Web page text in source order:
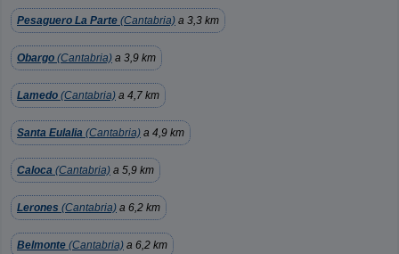
Pesaguero La Parte (Cantabria) a 3,3 km
Obargo (Cantabria) a 3,9 km
Lamedo (Cantabria) a 4,7 km
Santa Eulalia (Cantabria) a 4,9 km
Caloca (Cantabria) a 5,9 km
Lerones (Cantabria) a 6,2 km
Belmonte (Cantabria) a 6,2 km